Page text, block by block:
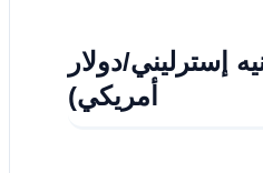
إسترليني/دولار
أمريكي)